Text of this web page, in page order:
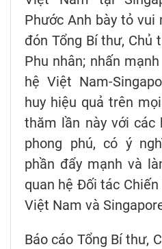
Phước Anh bày tỏ
đón Tổng Bí thư, Chủ
Phu nhân; nhấn
hệ Việt Nam-
huy hiệu quả trên
thăm lần này với các
phong phú, có ý
phần đẩy mạnh và
quan hệ Đối tác
Việt Nam và
Báo cáo Tổng Bí thư,